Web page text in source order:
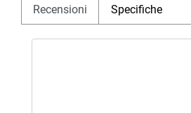
Recensioni Specifiche